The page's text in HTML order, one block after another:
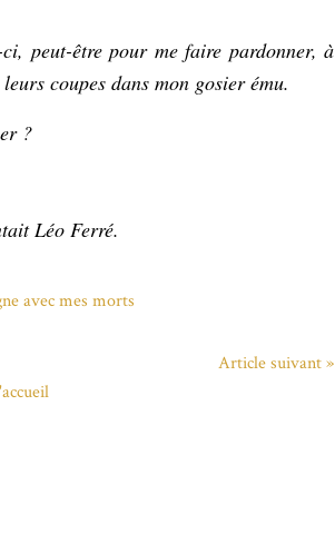
peut-être pour me faire pardonner, à
coupes dans mon gosier ému.
?
Léo Ferré.
Article suivant »